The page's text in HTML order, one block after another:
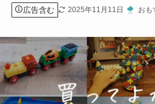
広告含む 2025年11月11日 おも